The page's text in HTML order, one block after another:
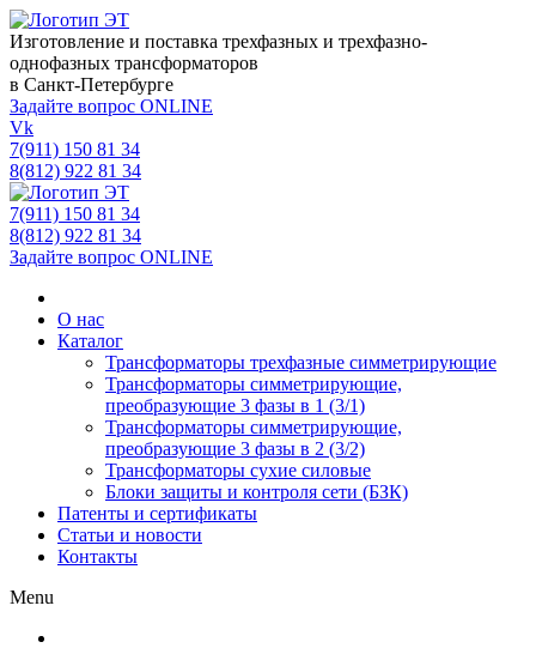
Изготовление и поставка трехфазных и трехфазно-
однофазных трансформаторов
в Санкт-Петербурге
Задайте вопрос ONLINE
Vk
7(911) 150 81 34
8(812) 922 81 34
7(911) 150 81 34
8(812) 922 81 34
Задайте вопрос ONLINE
О нас
Каталог
Трансформаторы трехфазные симметрирующие
Трансформаторы симметрирующие,
преобразующие 3 фазы в 1 (3/1)
Трансформаторы симметрирующие,
преобразующие 3 фазы в 2 (3/2)
Трансформаторы сухие силовые
Блоки защиты и контроля сети (БЗК)
Патенты и сертификаты
Статьи и новости
Контакты
Menu